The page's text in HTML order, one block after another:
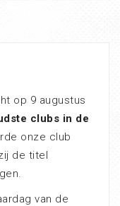
op 9 augustus
clubs in de
onze club
de titel
van de